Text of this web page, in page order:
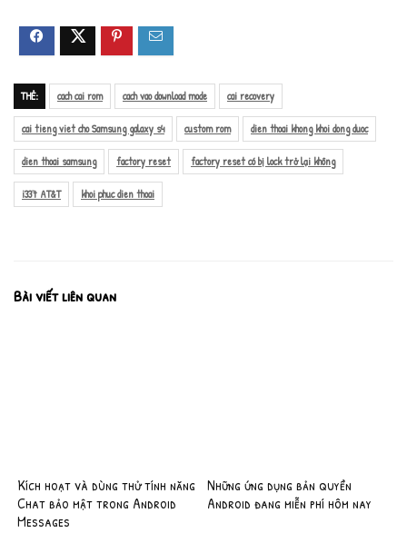
THẺ: cach cai rom cach vao download mode cai recovery
cai tieng viet cho Samsung galaxy s4 custom rom dien thoai khong khoi dong duoc
dien thoai samsung factory reset factory reset có bị lock trở lại không
i337 AT&T khoi phuc dien thoai
Bài viết liên quan
Kích hoạt và dùng thử tính năng
Chat bảo mật trong Android
Messages
Những ứng dụng bản quyền
Android đang miễn phí hôm nay